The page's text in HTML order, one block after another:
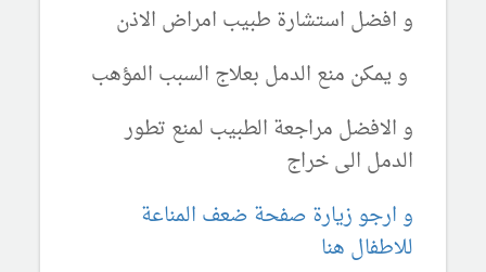
و افضل استشارة طبيب امراض الاذن
و يمكن منع الدمل بعلاج السبب المؤهب
و الافضل مراجعة الطبيب لمنع تطور
الدمل الى خراج
و ارجو زيارة صفحة ضعف المناعة
للاطفال هنا